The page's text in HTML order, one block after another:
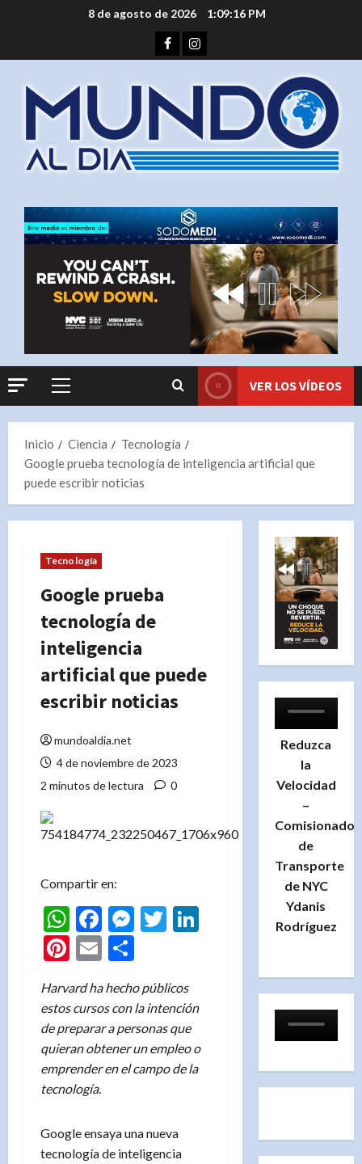
8 de agosto de 2026 1:09:16 PM
FacebookInstagram
Menú
VER LOS VÍDEOS
Inicio Ciencia
Tecnología
Google prueba tecnología de inteligencia artificial que
puede escribir noticias
Tecnología
Google prueba
tecnología de
inteligencia
artificial que puede
escribir noticias
mundoaldia.net
4 de noviembre de 2023
2 minutos de lectura
0
Compartir en:
WhatsApp
Facebook
Messenger
TwitterLinkedIn
Pinterest
Email
Harvard ha hecho públicos
estos cursos con la intención
de preparar a personas que
quieran obtener un empleo o
emprender en el campo de la
tecnología.
Google ensaya una nueva
tecnología de inteligencia
Reduzca
la
Velocidad
–
Comisionado
de
Transporte
de NYC
Ydanis
Rodríguez